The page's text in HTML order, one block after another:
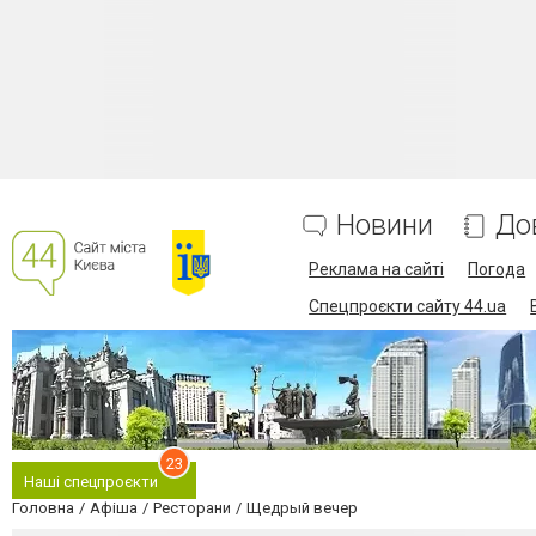
Новини
Реклама на сайті
Погода
Спецпроєкти сайту 44.ua
Наші спецпроєкти
23
Головна Афіша Ресторани Щедрый вечер